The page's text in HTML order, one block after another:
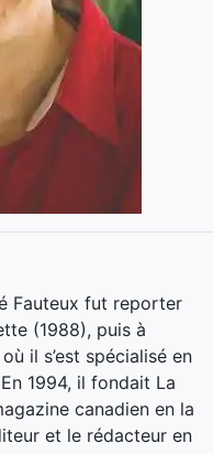
Fauteux fut reporter
(1988), puis à
il s’est spécialisé en
1994, il fondait La
canadien en la
et le rédacteur en